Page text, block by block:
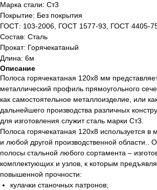
Марка стали: Ст3
Покрытие: Без покрытия
ГОСТ: 103-2006, ГОСТ 1577-93, ГОСТ 4405-
Состав: Сталь
Прокат: Горячекатаный
Длина: 6м
Описание
Полоса горячекатаная 120х8 мм
металлический профиль прямоугольного
как самостоятельное металлоизделие, или
дальнейшего производства различных
для изготовления служит сталь марки Ст3.
Полоса горячекатаная 120х8 используется в
и любой другой производственной области..
полосы стальной любого сортамента –
комплектующих и узлов, к которым
повышенной прочности:
кулачки станочных патронов;